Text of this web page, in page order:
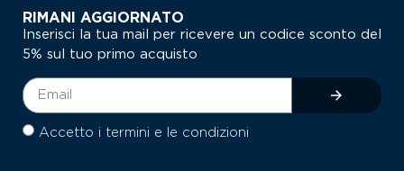
RIMANI AGGIORNATO
Inserisci la tua mail per ricevere un codice sconto del
5% sul tuo primo acquisto
Accetto i termini e le condizioni